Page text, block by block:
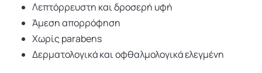
Λεπτόρρευστη και δροσερή υφή
Άμεση απορρόφηση
Χωρίς parabens
Δερματολογικά και οφθαλμολογικά ελεγμένη